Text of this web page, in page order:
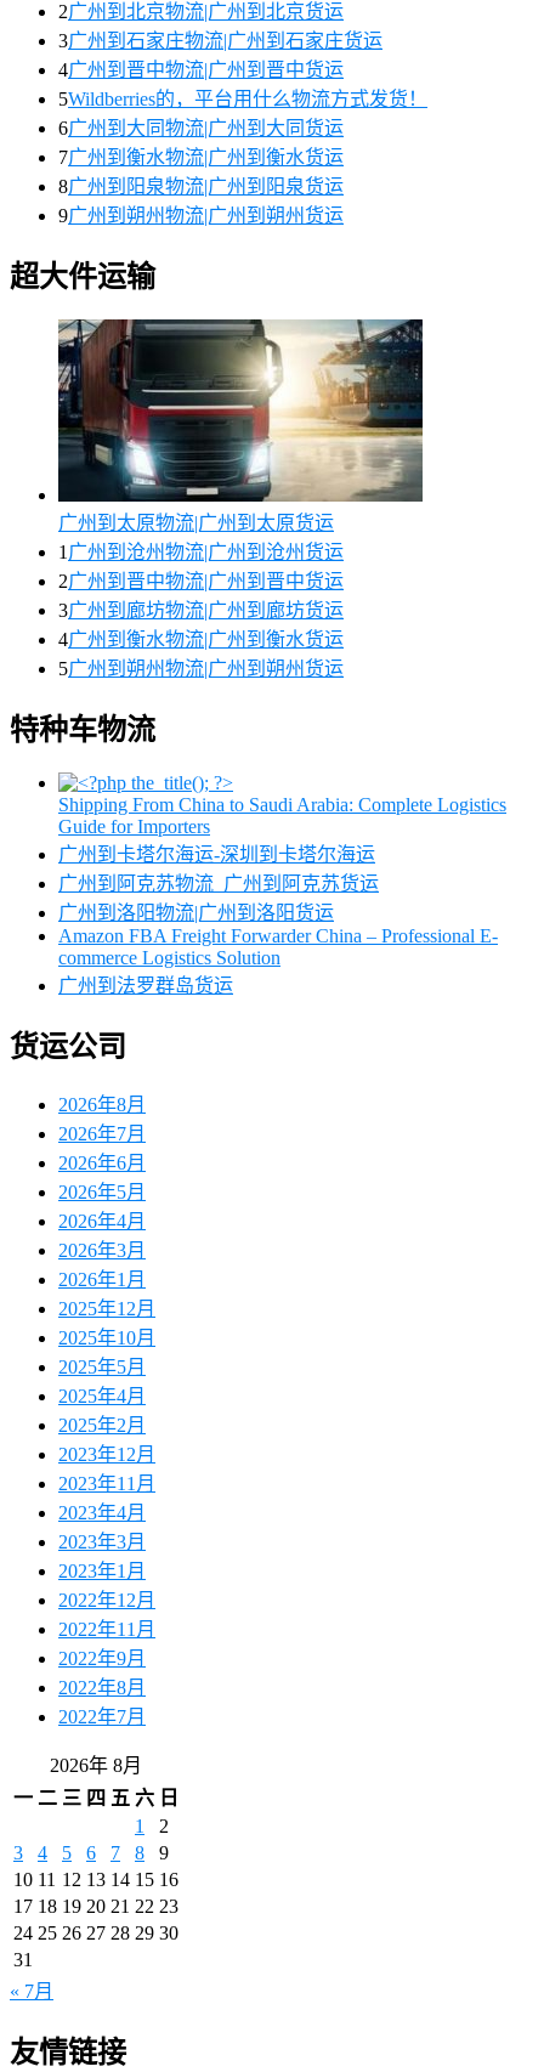
2广州到北京物流|广州到北京货运
3广州到石家庄物流|广州到石家庄货运
4广州到晋中物流|广州到晋中货运
5Wildberries的，平台用什么物流方式发货！
6广州到大同物流|广州到大同货运
7广州到衡水物流|广州到衡水货运
8广州到阳泉物流|广州到阳泉货运
9广州到朔州物流|广州到朔州货运
超大件运输
广州到太原物流|广州到太原货运
1 广州到沧州物流|广州到沧州货运
2广州到晋中物流|广州到晋中货运
3广州到廊坊物流|广州到廊坊货运
4广州到衡水物流|广州到衡水货运
5广州到朔州物流|广州到朔州货运
特种车物流
Shipping From China to Saudi Arabia: Complete Logistics
Guide for Importers
广州到卡塔尔海运-深圳到卡塔尔海运
广州到阿克苏物流_广州到阿克苏货运
广州到洛阳物流|广州到洛阳货运
Amazon FBA Freight Forwarder China – Professional E-
commerce Logistics Solution
广州到法罗群岛货运
货运公司
2026年8月
2026年7月
2026年6月
2026年5月
2026年4月
2026年3月
2026年1月
2025年12月
2025年10月
2025年5月
2025年4月
2025年2月
2023年12月
2023年11月
2023年4月
2023年3月
2023年1月
2022年12月
2022年11月
2022年9月
2022年8月
2022年7月
2026年 8月
一 二 三 四 五 六 日
1
2
3
4 5 6 7 8
9
10 11 12 13 14 15 16
17 18 19 20 21 22 23
24 25 26 27 28 29 30
31
« 7月
友情链接